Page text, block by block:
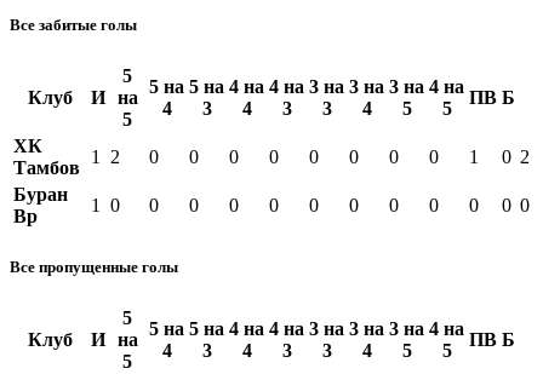
Все забитые голы
Клуб И
5
на
5
5 на
4
5 на
3
4 на
4
4 на
3
3 на
3
3 на
4
3 на
5
4 на
5
ПВ Б
ХК
Тамбов
1 2 0 0 0 0 0 0 0 0 1 0 2
Буран
Вр
1 0 0 0 0 0 0 0 0 0 0 0 0
Все пропущенные голы
Клуб И
5
на
5
5 на
4
5 на
3
4 на
4
4 на
3
3 на
3
3 на
4
3 на
5
4 на
5
ПВ Б